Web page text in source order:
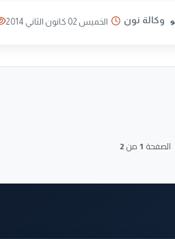
وكالة نون الخميس 02 كانون الثاني 2014
الصفحة 1من2